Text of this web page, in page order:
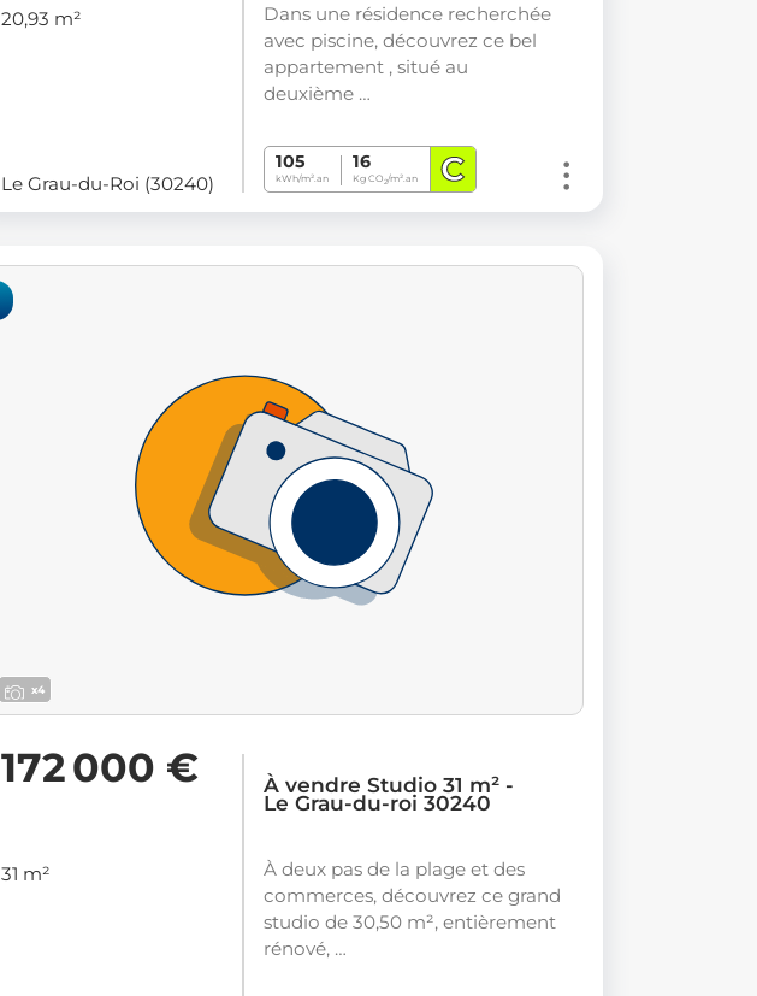
20,93 m²
Le Grau-du-Roi (30240)
Dans une résidence recherchée
avec piscine, découvrez ce bel
appartement , situé au
deuxième …
105
kWh/m².an
16
Kg CO2/m².an C
x4
172 000 €
31 m²
À vendre Studio 31 m² -
Le Grau-du-roi 30240
À deux pas de la plage et des
commerces, découvrez ce grand
studio de 30,50 m², entièrement
rénové, …